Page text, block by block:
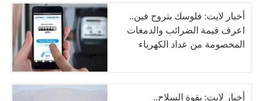
أخبار لايت: فلوسك بتروح فين..
اعرف قيمة الضرائب والدمغات
المخصومة من عداد الكهرباء
أخبار لايت: بقوة السلاح..